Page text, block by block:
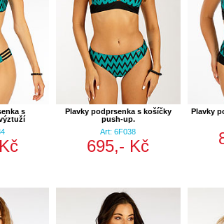
s
Plavky podprsenka s košíčky
push-up.
Art: 6F038
695,- Kč
Plavky